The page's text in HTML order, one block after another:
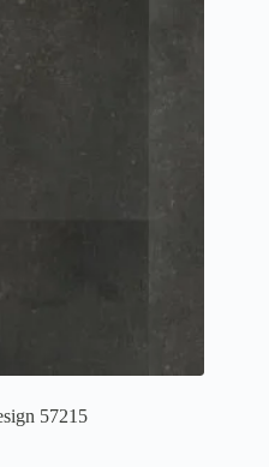
57215